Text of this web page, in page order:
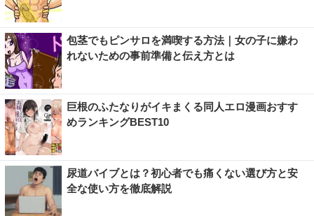
包茎でもピンサロを満喫する方法｜女の子に嫌わ
れないための事前準備と伝え方とは
巨根のふたなりがイキまくる同人エロ漫画おすす
めランキングBEST10
尿道バイブとは？初心者でも痛くない選び方と安
全な使い方を徹底解説